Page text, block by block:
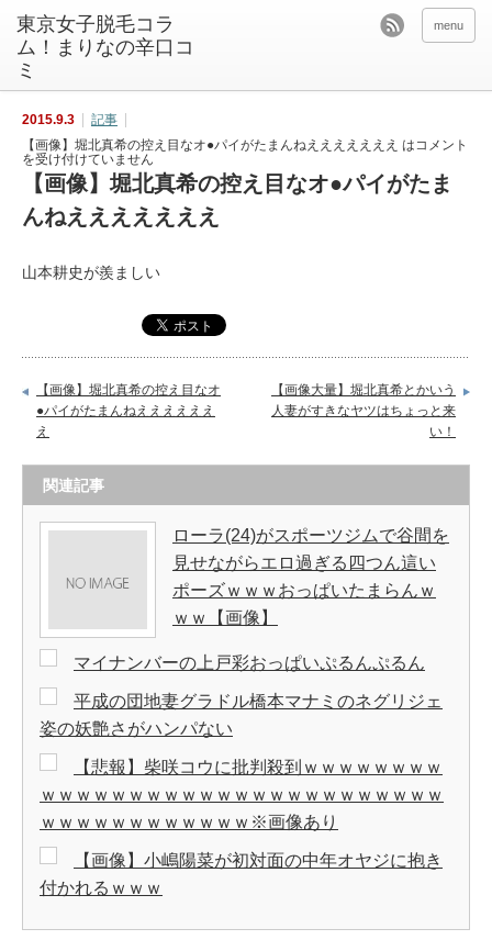
東京女子脱毛コラ
ム！まりなの辛口コ
ミ
menu
2015.9.3
記事
【画像】堀北真希の控え目なオ●パイがたまんねえええええええ はコメント
を受け付けていません
【画像】堀北真希の控え目なオ●パイがたま
んねえええええええ
山本耕史が羨ましい
【画像】堀北真希の控え目なオ
●パイがたまんねええええええ
え
【画像大量】堀北真希とかいう
人妻がすきなヤツはちょっと来
い！
関連記事
ローラ(24)がスポーツジムで谷間を
見せながらエロ過ぎる四つん這い
ポーズｗｗｗおっぱいたまらんｗ
ｗｗ【画像】
マイナンバーの上戸彩おっぱいぷるんぷるん
平成の団地妻グラドル橋本マナミのネグリジェ
姿の妖艶さがハンパない
【悲報】柴咲コウに批判殺到ｗｗｗｗｗｗｗｗ
ｗｗｗｗｗｗｗｗｗｗｗｗｗｗｗｗｗｗｗｗｗｗｗ
ｗｗｗｗｗｗｗｗｗｗｗｗ※画像あり
【画像】小嶋陽菜が初対面の中年オヤジに抱き
付かれるｗｗｗ